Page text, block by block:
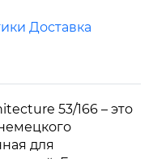
Доставка
53/166 – это
для